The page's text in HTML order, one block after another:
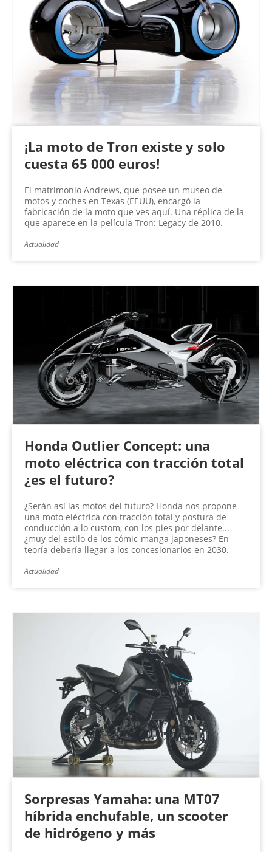
¡La moto de Tron existe y solo
cuesta 65 000 euros!
El matrimonio Andrews, que posee un museo de
motos y coches en Texas (EEUU), encargó la
fabricación de la moto que ves aquí. Una réplica de la
que aparece en la película Tron: Legacy de 2010.
Actualidad
Honda Outlier Concept: una
moto eléctrica con tracción total
¿es el futuro?
¿Serán así las motos del futuro? Honda nos propone
una moto eléctrica con tracción total y postura de
conducción a lo custom, con los pies por delante...
¿muy del estilo de los cómic-manga japoneses? En
teoría debería llegar a los concesionarios en 2030.
Actualidad
Sorpresas Yamaha: una MT07
híbrida enchufable, un scooter
de hidrógeno y más